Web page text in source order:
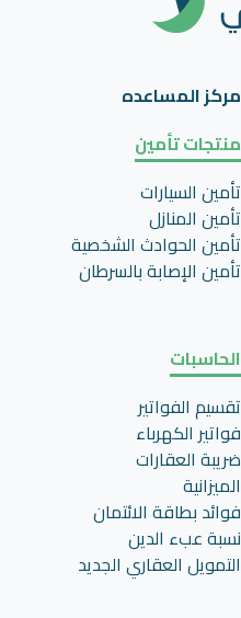
مركز المساعده
منتجات تأمين
تأمين السيارات
تأمين المنازل
تأمين الحوادث الشخصية
تأمين اﻹصابة بالسرطان
الحاسبات
تقسيم الفواتير
فواتير الكهرباء
ضريبة العقارات
الميزانية
فوائد بطاقة الائتمان
نسبة عبء الدين
التمويل العقاري الجديد